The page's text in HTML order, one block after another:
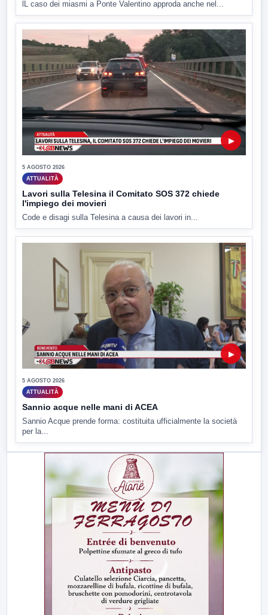
lL caso dei miasmi a Ponte Valentino approda anche nel...
▶
5 AGOSTO 2026
ATTUALITÀ
Lavori sulla Telesina il Comitato SOS 372 chiede
l'impiego dei movieri
Code e disagi sulla Telesina a causa dei lavori in...
▶
5 AGOSTO 2026
ATTUALITÀ
Sannio acque nelle mani di ACEA
Sannio Acque prende forma: costituita ufficialmente la società
per la...